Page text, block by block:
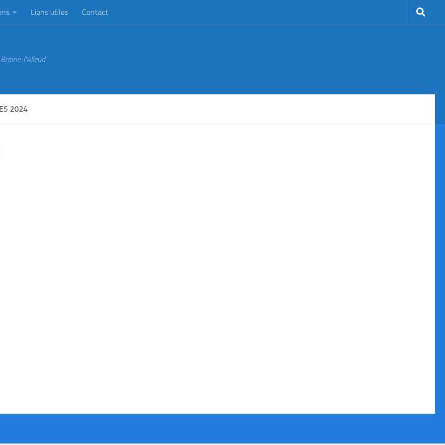
Liens utiles Contact
l'Alleud
2024
du club du 6 juillet au 31 Août.